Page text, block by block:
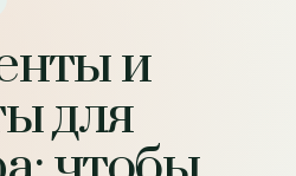
и
для